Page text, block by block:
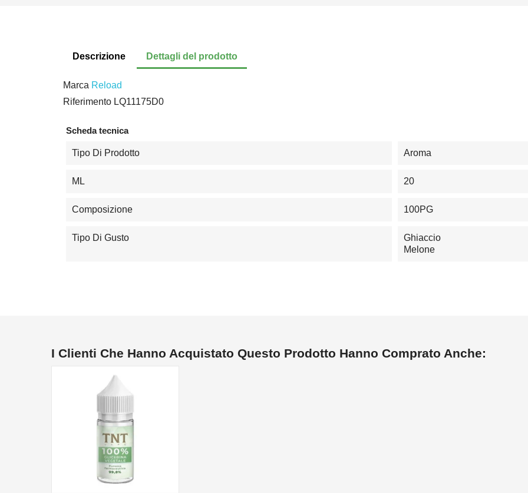
Descrizione Dettagli del prodotto
Marca Reload
Riferimento LQ11175D0
Scheda tecnica
Tipo Di Prodotto Aroma
ML 20
Composizione 100PG
Tipo Di Gusto
Ghiaccio
Melone
I Clienti Che Hanno Acquistato Questo Prodotto Hanno Comprato Anche: